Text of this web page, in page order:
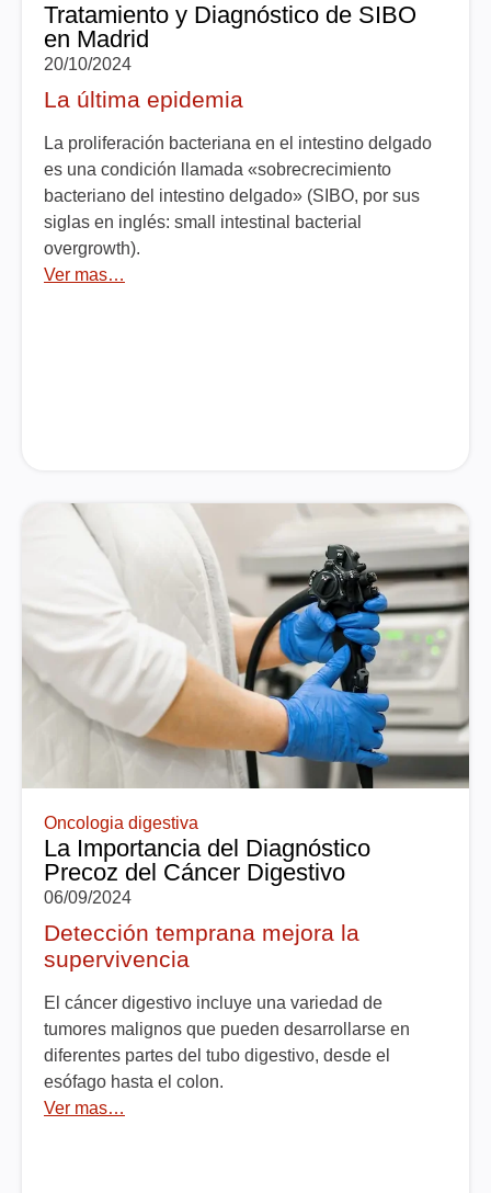
Tratamiento y Diagnóstico de SIBO
en Madrid
20/10/2024
La última epidemia
La proliferación bacteriana en el intestino delgado
es una condición llamada «sobrecrecimiento
bacteriano del intestino delgado» (SIBO, por sus
siglas en inglés: small intestinal bacterial
overgrowth).
Ver mas…
Oncologia digestiva
La Importancia del Diagnóstico
Precoz del Cáncer Digestivo
06/09/2024
Detección temprana mejora la
supervivencia
El cáncer digestivo incluye una variedad de
tumores malignos que pueden desarrollarse en
diferentes partes del tubo digestivo, desde el
esófago hasta el colon.
Ver mas…